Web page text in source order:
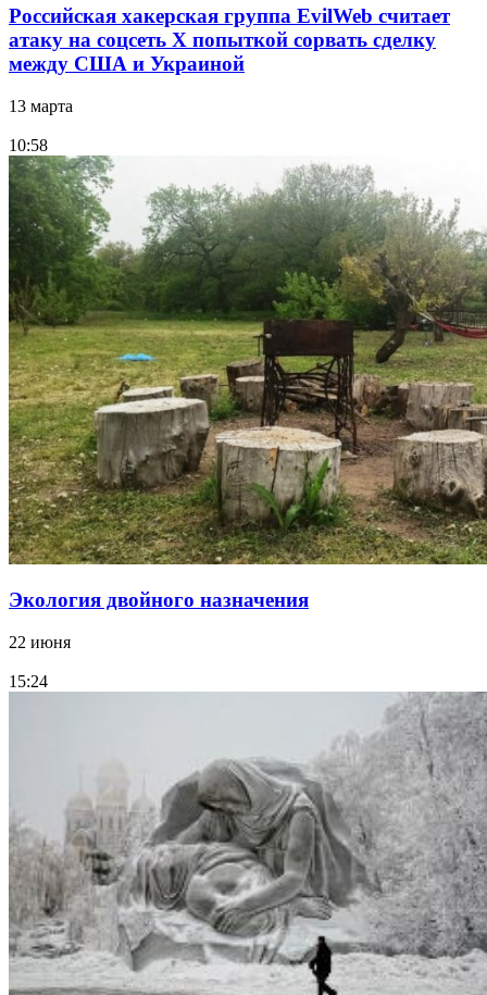
Российская хакерская группа EvilWeb считает
атаку на соцсеть Х попыткой сорвать сделку
между США и Украиной
13 марта
10:58
Экология двойного назначения
22 июня
15:24